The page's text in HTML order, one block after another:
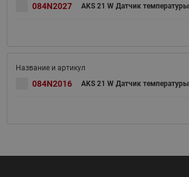
084N2027 AKS 21 W Датчик температуры
084N2016 AKS 21 W Датчик температуры